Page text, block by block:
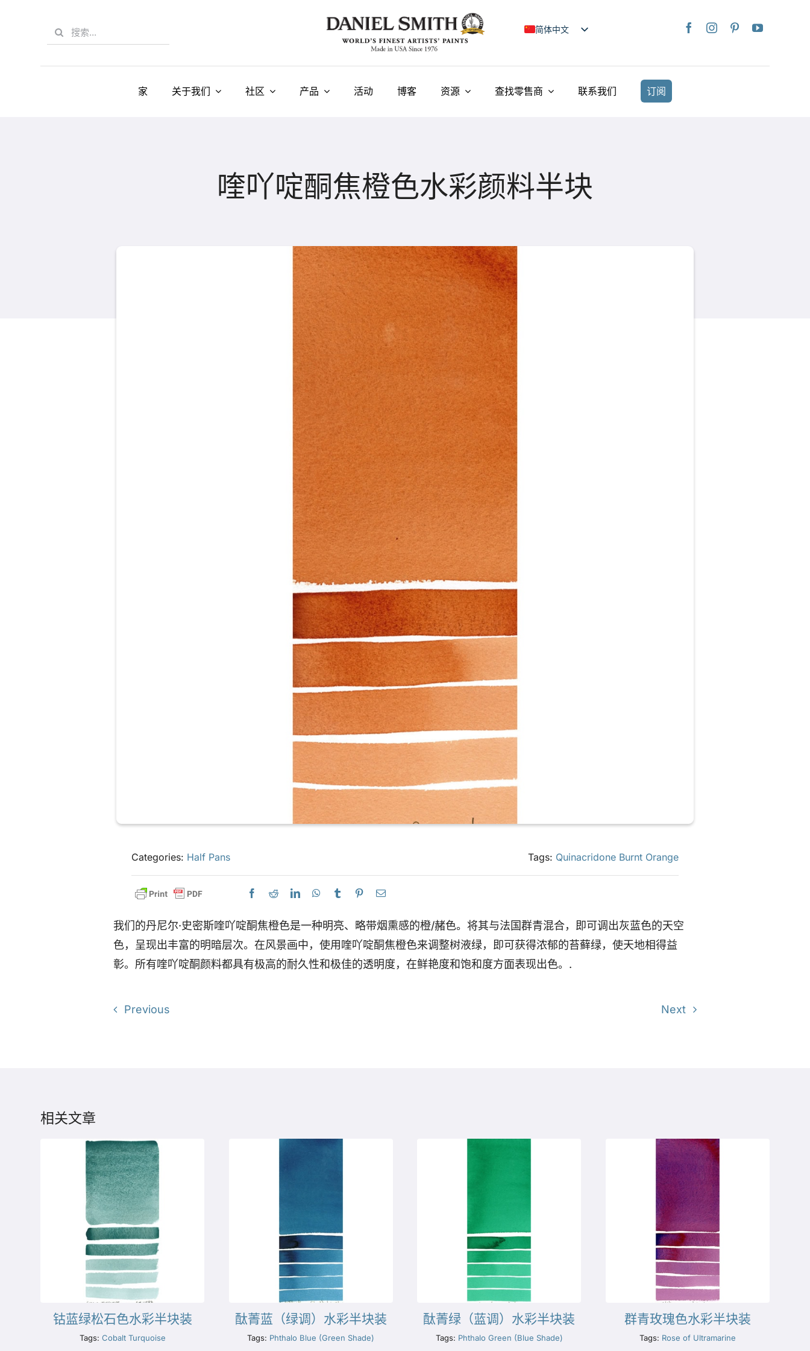
Search
for:
简体中文
日本語
Français
Українська
家 关于我们 社区 产品 活动 博客 资源 查找零售商 联系我们 订阅
喹吖啶酮焦橙色水彩颜料半块
Categories: Half Pans Tags: Quinacridone Burnt Orange
我们的丹尼尔·史密斯喹吖啶酮焦橙色是一种明亮、略带烟熏感的橙/赭色。将其与法国群青混合，即可调出灰蓝色的天空
色，呈现出丰富的明暗层次。在风景画中，使用喹吖啶酮焦橙色来调整树液绿，即可获得浓郁的苔藓绿，使天地相得益
彰。所有喹吖啶酮颜料都具有极高的耐久性和极佳的透明度，在鲜艳度和饱和度方面表现出色。.
Previous Next
相关文章
钴蓝绿松石色水彩半块装
Tags: Cobalt Turquoise
酞菁蓝（绿调）水彩半块装
Tags: Phthalo Blue (Green Shade)
酞菁绿（蓝调）水彩半块装
Tags: Phthalo Green (Blue Shade)
群青玫瑰色水彩半块装
Tags: Rose of Ultramarine